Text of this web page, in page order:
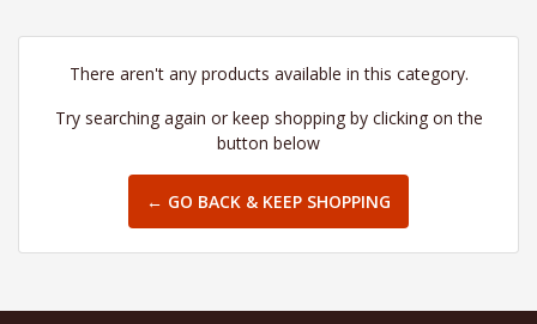
There aren't any products available in this category.
Try searching again or keep shopping by clicking on the
button below
← GO BACK & KEEP SHOPPING